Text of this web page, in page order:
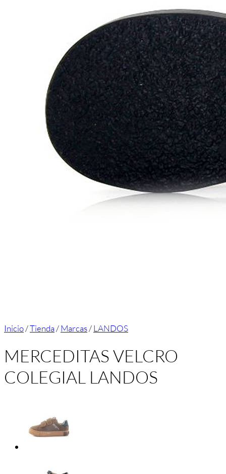
Inicio/Tienda/Marcas/LANDOS
MERCEDITAS VELCRO
COLEGIAL LANDOS